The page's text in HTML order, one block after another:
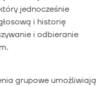
jednocześnie
i historię
i odbieranie
grupowe umożliwiają